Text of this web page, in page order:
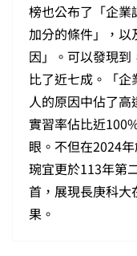
榜也公布了「企業
加分的條件」，以
因」。可以發現
比了近七成。「
人的原因中佔了
實習率佔比近
眼。不但在2024
琬宜更於113年第
首，展現長庚科大
果。